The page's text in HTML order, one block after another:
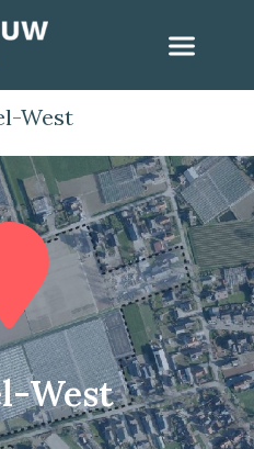
West
West